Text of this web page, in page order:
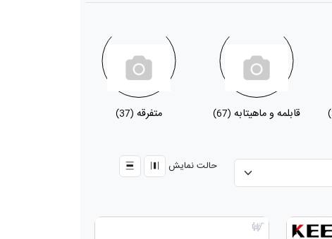
قابلمه و ماهیتابه (67) متفرقه (37)
حالت نمایش